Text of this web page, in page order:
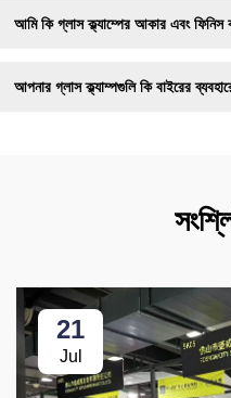
আমি কি গ্লাস ক্ল্যাম্পের আকার এবং ফিনিস
আপনার গ্লাস ক্ল্যাম্পগুলি কি বাইরের
21
Jul